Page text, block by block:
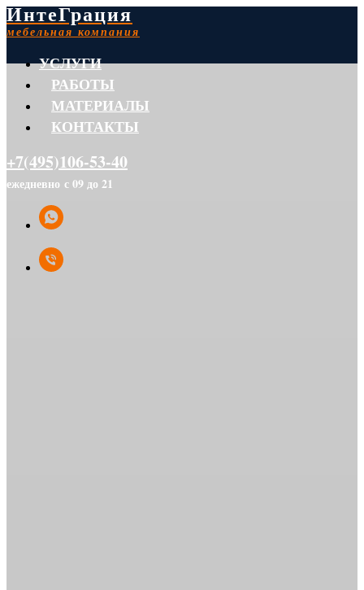
ИнтеГрация
мебельная компания
УСЛУГИ
РАБОТЫ
МАТЕРИАЛЫ
КОНТАКТЫ
+7(495)106-53-40
ежедневно с 09 до 21